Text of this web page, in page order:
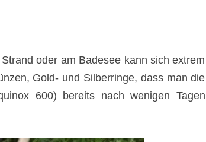
oder am Badesee kann sich extrem
Gold- und Silberringe, dass man die
600) bereits nach wenigen Tagen